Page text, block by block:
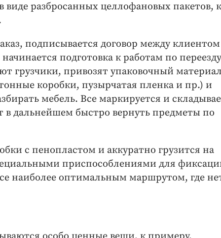
виде разбросанных целлофановых пакетов,
подписывается договор между
подготовка к работам по
грузчики, привозят упаковочный
коробки, пузырчатая пленка и пр.) и
мебель. Все маркируется и
в дальнейшем быстро вернуть предметы по
с пенопластом и аккуратно грузится на
приспособлениями для
наиболее оптимальным маршрутом, где